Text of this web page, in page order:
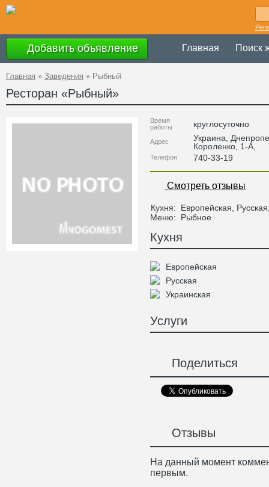
Добавить объявление Главная Поиск
Главная » Заведения » Рыбный
Ресторан «Рыбный»
Время
работы
круглосуточно
Адрес Украина
Короленко, 1-А
Телефон 740-33-19
Смотреть отзывы
Кухня:
Европейская,
Меню:
Рыбное
Кухня
Европейская
Русская
Украинская
Услуги
Поделиться
Отзывы
На данный момент
первым.